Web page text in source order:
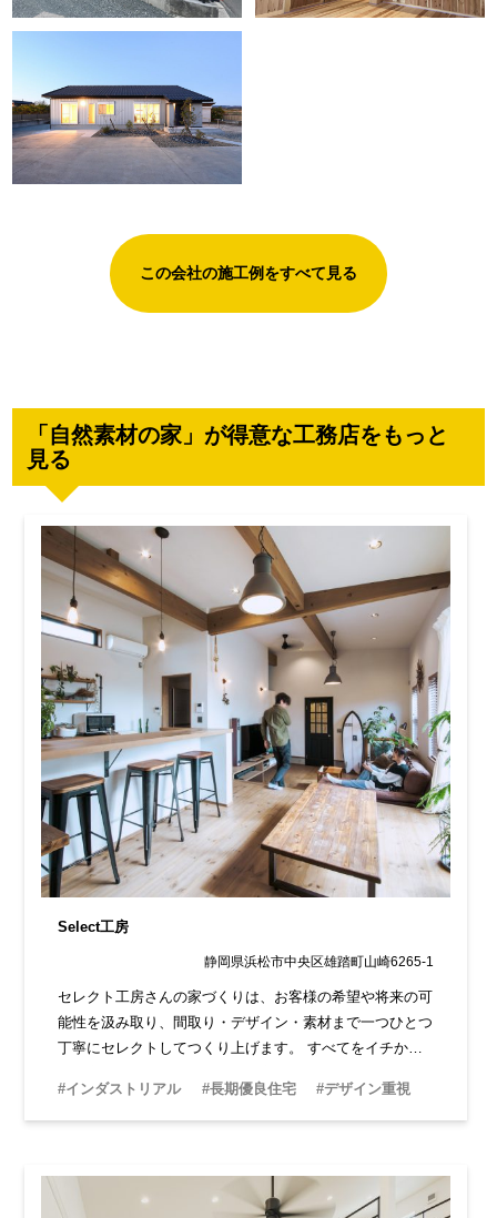
この会社の施工例をすべて見る
「自然素材の家」が得意な工務店をもっと
見る
Select工房
静岡県浜松市中央区雄踏町山崎6265-1
セレクト工房さんの家づくりは、お客様の希望や将来の可
能性を汲み取り、間取り・デザイン・素材まで一つひとつ
丁寧にセレクトしてつくり上げます。 すべてをイチか
#インダストリアル #長期優良住宅 #デザイン重視